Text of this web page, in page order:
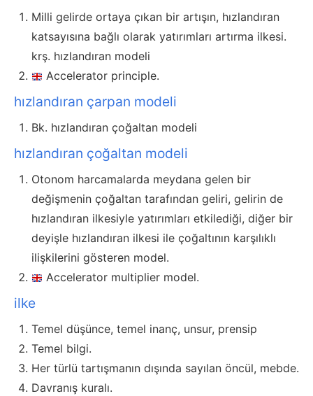
Milli gelirde ortaya çıkan bir artışın, hızlandıran
katsayısına bağlı olarak yatırımları artırma ilkesi.
krş. hızlandıran modeli
Accelerator principle.
hızlandıran çarpan modeli
Bk. hızlandıran çoğaltan modeli
hızlandıran çoğaltan modeli
Otonom harcamalarda meydana gelen bir
değişmenin çoğaltan tarafından geliri, gelirin de
hızlandıran ilkesiyle yatırımları etkilediği, diğer bir
deyişle hızlandıran ilkesi ile çoğaltının karşılıklı
ilişkilerini gösteren model.
Accelerator multiplier model.
ilke
Temel düşünce, temel inanç, unsur, prensip
Temel bilgi.
Her türlü tartışmanın dışında sayılan öncül, mebde.
Davranış kuralı.